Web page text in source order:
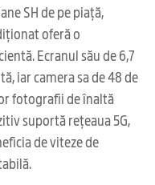
SH de pe piață,
oferă o
Ecranul său de 6,7
iar camera sa de 48 de
fotografii de înaltă
suportă rețeaua 5G,
de viteze de